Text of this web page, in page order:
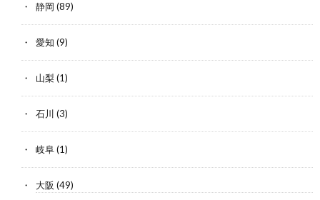
静岡 (89)
愛知 (9)
山梨(1)
石川 (3)
岐阜(1)
大阪 (49)